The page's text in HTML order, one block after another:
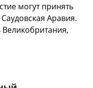
могут принять
Аравия.
Великобритания,